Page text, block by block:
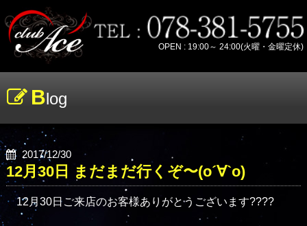
OPEN : 19:00～ 24:00(火曜・金曜定休)
Blog
2017/12/30
12月30日 まだまだ行くぞ〜(о´∀`о)
12月30日ご来店のお客様ありがとうございます????